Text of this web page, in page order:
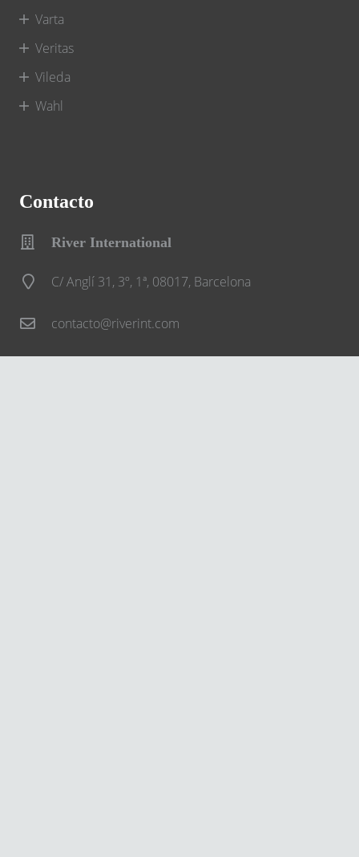
Varta
Veritas
Vileda
Wahl
Contacto
River International
C/ Anglí 31, 3º, 1ª, 08017, Barcelona
contacto@riverint.com